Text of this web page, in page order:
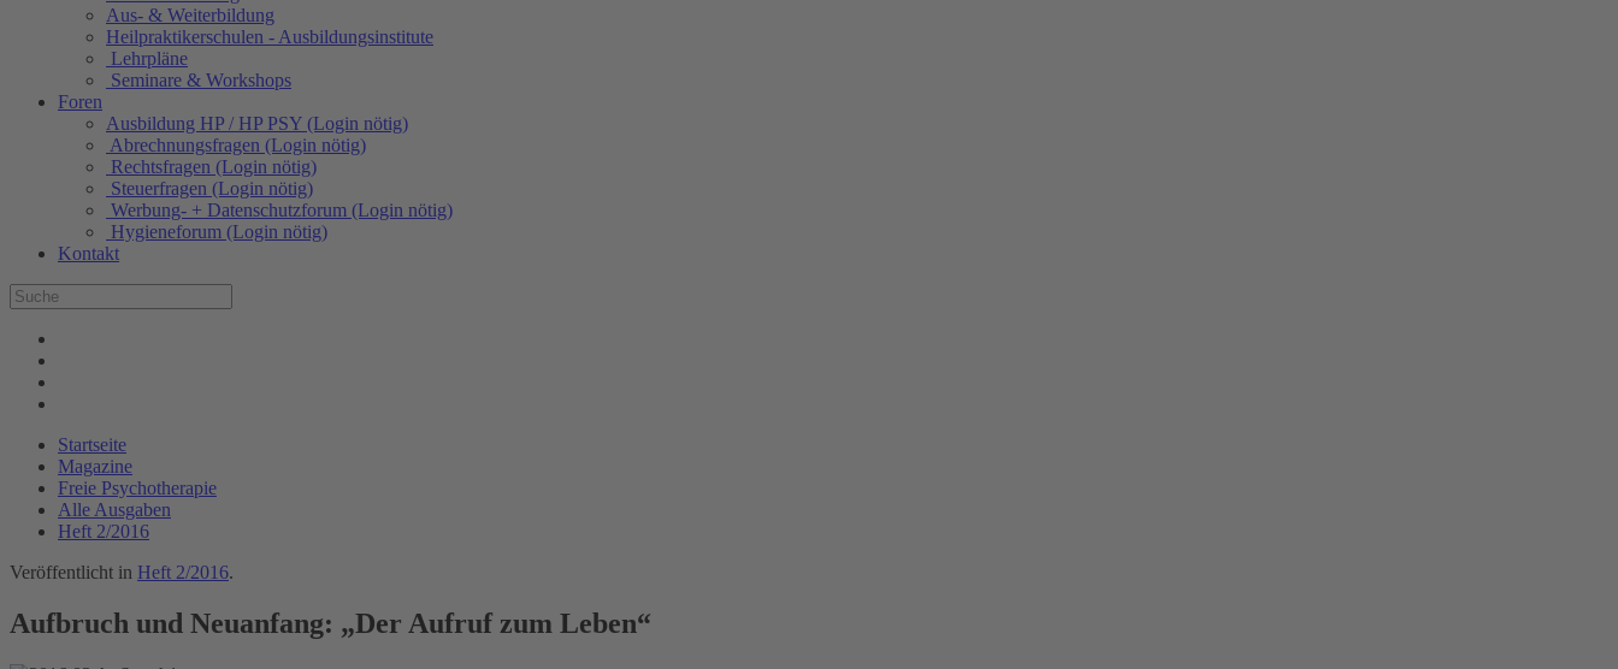
Aus- & Weiterbildung
Heilpraktikerschulen - Ausbildungsinstitute
Lehrpläne
Seminare & Workshops
Foren
Ausbildung HP / HP PSY (Login nötig)
Abrechnungsfragen (Login nötig)
Rechtsfragen (Login nötig)
Steuerfragen (Login nötig)
Werbung- + Datenschutzforum (Login nötig)
Hygieneforum (Login nötig)
Kontakt
Startseite
Magazine
Freie Psychotherapie
Alle Ausgaben
Heft 2/2016
Veröffentlicht in Heft 2/2016.
Aufbruch und Neuanfang: „Der Aufruf zum Leben“